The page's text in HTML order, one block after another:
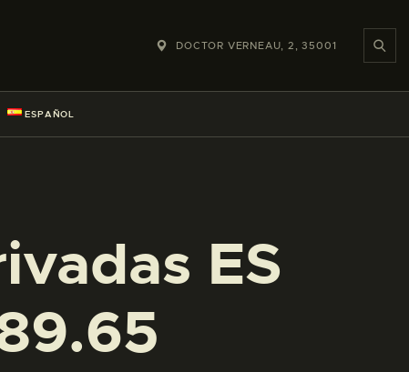
DOCTOR VERNEAU, 2, 35001
ESPAÑOL
ES